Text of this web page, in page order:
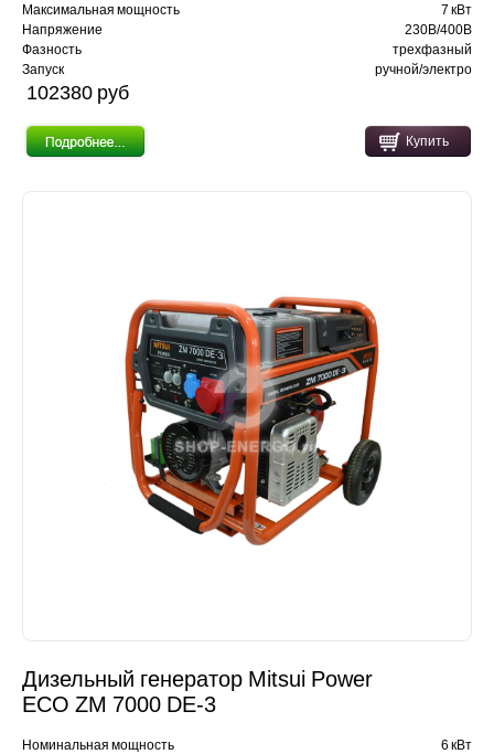
Максимальная мощность
7 кВт
Напряжение
230В/400В
Фазность
трехфазный
Запуск
ручной/электро
102380 pуб
Купить
Дизельный генератор Mitsui Power
ECO ZM 7000 DE-3
Номинальная мощность
6 кВт